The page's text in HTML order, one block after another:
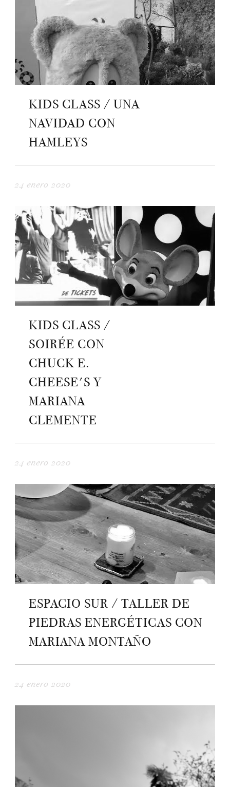
KIDS CLASS / UNA
NAVIDAD CON
HAMLEYS
24 enero 2020
KIDS CLASS /
SOIRÉE CON
CHUCK E.
CHEESE'S Y
MARIANA
CLEMENTE
24 enero 2020
ESPACIO SUR / TALLER DE
PIEDRAS ENERGÉTICAS CON
MARIANA MONTAÑO
24 enero 2020